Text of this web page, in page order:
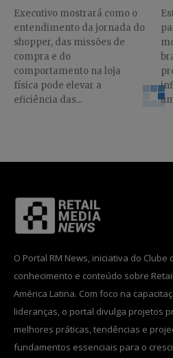
Executivo mostrará como o
entendimento da jornada do
shopper, das missões de
compra e do
comportamento na loja
física pode elevar a
eficiência das...
O Portal RM News, iniciativa do Clube
conhecimento e conteúdo sobre
América Latina. Com foco na
lideranças, o portal divulga projetos
melhores práticas, tendências e
fundamentos essenciais para o